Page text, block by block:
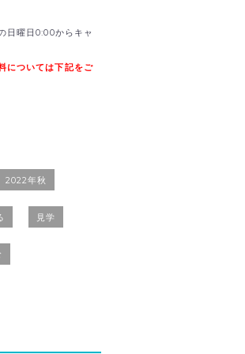
日曜日0:00からキャ
については下記をご
2022年秋
見学